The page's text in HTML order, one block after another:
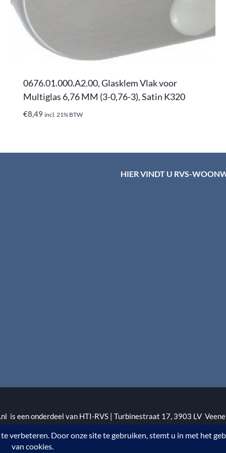
0676.01.000.A2.00, Glasklem Vlak voor
Multiglas 6,76 MM (3-0,76-3), Satin K320
€8,49 incl. 21% BTW
HIER VINDT U RVS-
is een onderdeel van HTI-RVS | Turbinestraat 17, 3903 LV